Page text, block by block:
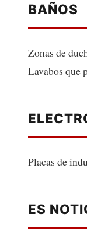
BAÑOS
Zonas de
Lavabos que
Placas de
ES